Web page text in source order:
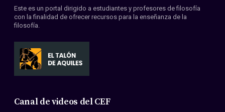
Convenios
Este es un portal dirigido a estudiantes y profesores de filosofía
con la finalidad de ofrecer recursos para la enseñanza de la
filosofía.
Canal de videos del CEF